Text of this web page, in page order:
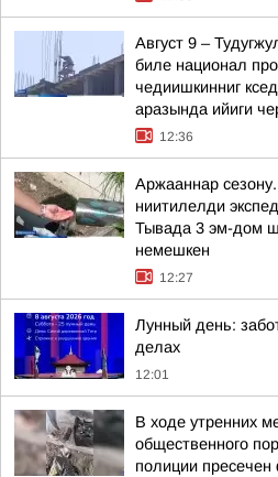
Август 9 –
биле национал
чедиишкинниг
аразында ийиги
12:36
Аржааннар
ниитилелди
Тывада 3 эм-дом
немешкен
12:27
Лунный день:
делах
12:01
В ходе утренних
общественного
полиции пресечен